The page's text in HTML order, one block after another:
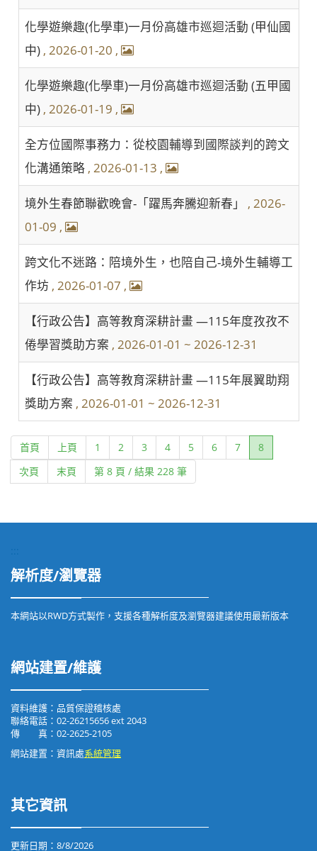
化學遊樂趣(化學車)一月份高雄市巡迴活動 (甲仙國
中) , 2026-01-20 ,
化學遊樂趣(化學車)一月份高雄市巡迴活動 (五甲國
中) , 2026-01-19 ,
全方位國際事務力：從校園輔導到國際談判的跨文
化溝通策略 , 2026-01-13 ,
境外生春節聯歡晚會-「躍馬奔騰迎新春」
, 2026-
01-09 ,
跨文化不迷路：陪境外生，也陪自己-境外生輔導工
作坊 , 2026-01-07 ,
【行政公告】高等教育深耕計畫 —115年度孜孜不
倦學習獎助方案 , 2026-01-01 ~ 2026-12-31
【行政公告】高等教育深耕計畫 —115年展翼助翔
獎助方案 , 2026-01-01 ~ 2026-12-31
首頁 上頁 1 2 3 4 5 6 7 8(current)
次頁
末頁 第 8 頁 / 結果 228 筆
解析度/瀏覽器
本網站以RWD方式製作，支援各種解析度及瀏覽器建議使用最新版本
網站建置/維護
資料維護：品質保證稽核處
聯絡電話：02-26215656 ext 2043
傳 真：02-2625-2105
網站建置：資訊處系統管理
其它資訊
更新日期： 8/8/2026